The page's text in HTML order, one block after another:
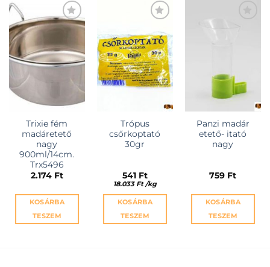
KEDVENCEKHEZ
Trixie fém
madáretető
nagy
900ml/14cm.
Trx5496
2.174 Ft
KOSÁRBA
TESZEM
KEDVENCEKHEZ
Trópus
csőrkoptató
30gr
541 Ft
18.033 Ft /kg
KOSÁRBA
TESZEM
Panzi madár
etető- itató
nagy
759 Ft
KOSÁRBA
TESZEM